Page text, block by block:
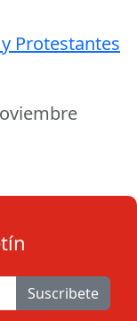
Protestantes
Suscribete